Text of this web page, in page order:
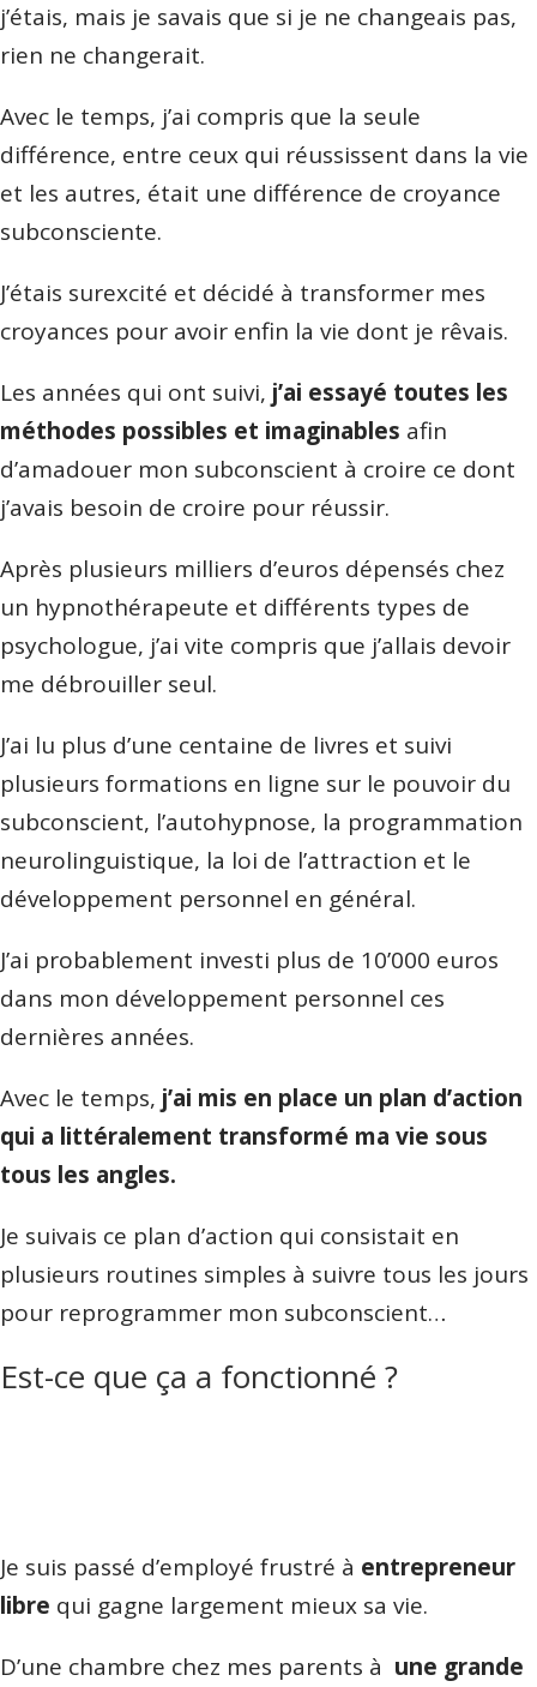
j’étais, mais je savais que si je ne changeais pas,
rien ne changerait.
Avec le temps, j’ai compris que la seule
différence, entre ceux qui réussissent dans la vie
et les autres, était une différence de croyance
subconsciente.
J’étais surexcité et décidé à transformer mes
croyances pour avoir enfin la vie dont je rêvais.
Les années qui ont suivi, j’ai essayé toutes les
méthodes possibles et imaginables afin
d’amadouer mon subconscient à croire ce dont
j’avais besoin de croire pour réussir.
Après plusieurs milliers d’euros dépensés chez
un hypnothérapeute et différents types de
psychologue, j’ai vite compris que j’allais devoir
me débrouiller seul.
J’ai lu plus d’une centaine de livres et suivi
plusieurs formations en ligne sur le pouvoir du
subconscient, l’autohypnose, la programmation
neurolinguistique, la loi de l’attraction et le
développement personnel en général.
J’ai probablement investi plus de 10’000 euros
dans mon développement personnel ces
dernières années.
Avec le temps, j’ai mis en place un plan d’action
qui a littéralement transformé ma vie sous
tous les angles.
Je suivais ce plan d’action qui consistait en
plusieurs routines simples à suivre tous les jours
pour reprogrammer mon subconscient…
Est-ce que ça a fonctionné ?
Je suis passé d’employé frustré à entrepreneur
libre qui gagne largement mieux sa vie.
D’une chambre chez mes parents à une grande